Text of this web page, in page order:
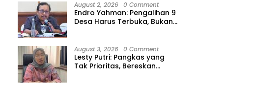
August 2, 2026 0 Comment
Endro Yahman: Pengalihan 9
Desa Harus Terbuka, Bukan
August 3, 2026 0 Comment
Lesty Putri: Pangkas yang
Tak Prioritas, Bereskan